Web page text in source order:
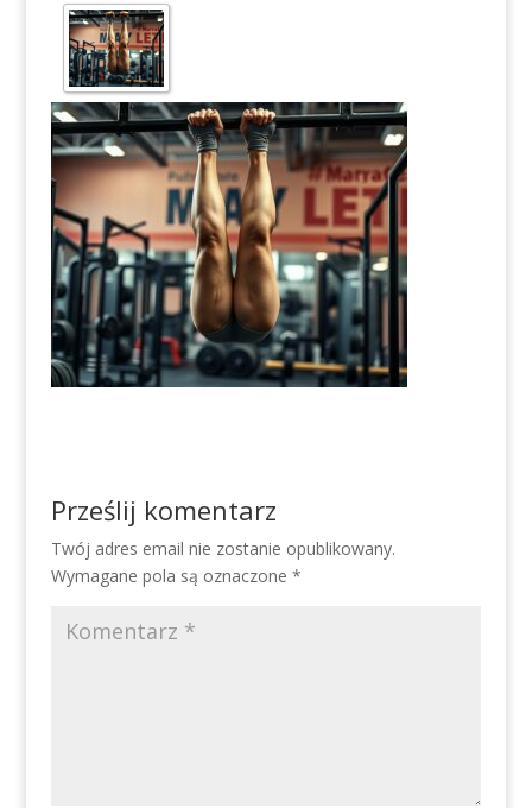
Prześlij komentarz
Twój adres email nie zostanie opublikowany.
Wymagane pola są oznaczone *